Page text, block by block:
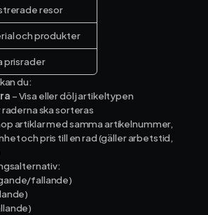
resor
och produkter
prisrader
du:
– Visa eller dölj artikeltypen
raderna ska sorteras
artiklar med samma artikelnummer,
och pris till en rad (gäller arbetstid,
fallande)